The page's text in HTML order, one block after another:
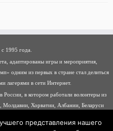
1995 года.
адаптированы игры и мероприятия,
одним из первых в стране стал делиться
лагерями в сети Интернет.
в котором работали волонтеры из
Хорватии, Албании, Беларуси
представления нашего